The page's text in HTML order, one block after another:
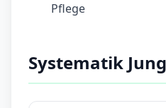
Pflege
Systematik